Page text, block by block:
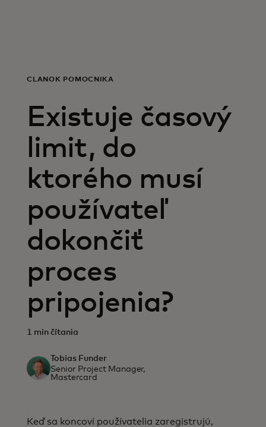
For innovators
News and trends
ČLÁNOK POMOCNÍKA
Existuje časový
limit, do
ktorého musí
používateľ
dokončiť
proces
pripojenia?
1 min čítania
Tobias Funder
Senior Project Manager,
Mastercard
Keď sa koncoví používatelia zaregistrujú,